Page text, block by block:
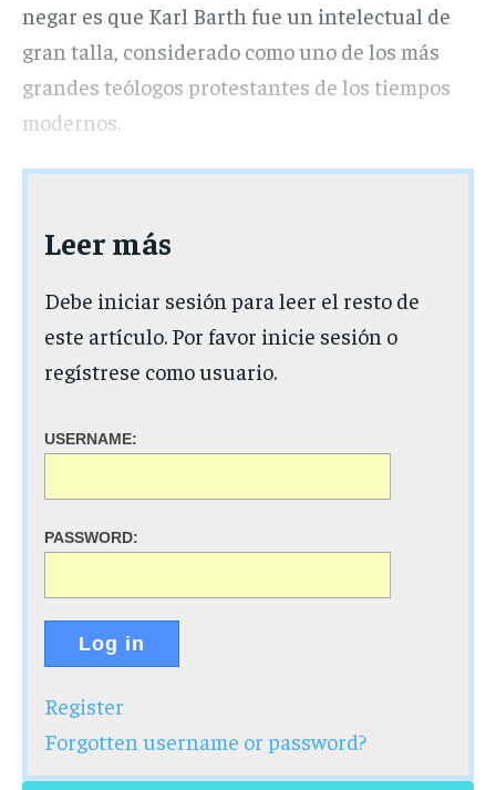
negar es que Karl Barth fue un intelectual de
gran talla, considerado como uno de los más
grandes teólogos protestantes de los tiempos
modernos.
Leer más
Debe iniciar sesión para leer el resto de
este artículo. Por favor inicie sesión o
regístrese como usuario.
USERNAME:
PASSWORD:
Log in
Register
Forgotten username or password?